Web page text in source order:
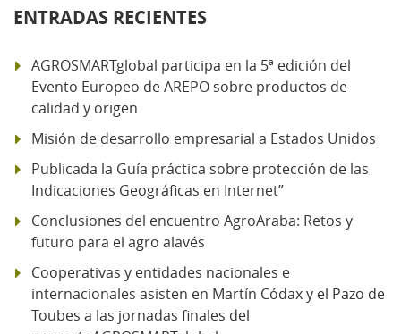
ENTRADAS RECIENTES
AGROSMARTglobal participa en la 5ª edición del
Evento Europeo de AREPO sobre productos de
calidad y origen
Misión de desarrollo empresarial a Estados Unidos
Publicada la Guía práctica sobre protección de las
Indicaciones Geográficas en Internet”
Conclusiones del encuentro AgroAraba: Retos y
futuro para el agro alavés
Cooperativas y entidades nacionales e
internacionales asisten en Martín Códax y el Pazo de
Toubes a las jornadas finales del